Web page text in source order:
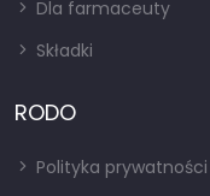
Dla farmaceuty
Składki
RODO
Polityka prywatności